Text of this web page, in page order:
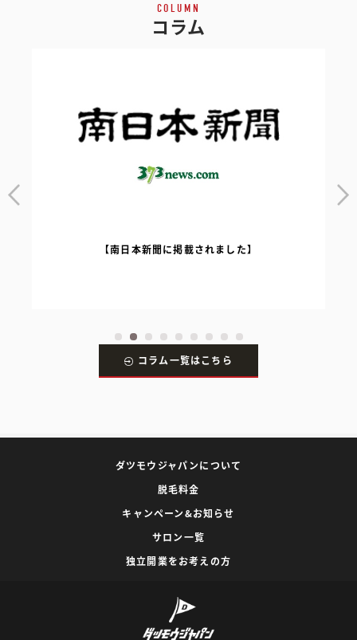
COLUMN
コラム
【南日本新聞に掲載されました】
コラム一覧はこちら
ダツモウジャパンについて
脱毛料金
キャンペーン&お知らせ
サロン一覧
独立開業をお考えの方